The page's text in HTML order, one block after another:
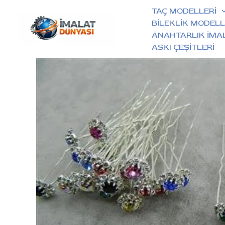
TAÇ MODELLERİ
BİLEKLİK
ANAHTARLIK
ASKI ÇEŞİTLERİ